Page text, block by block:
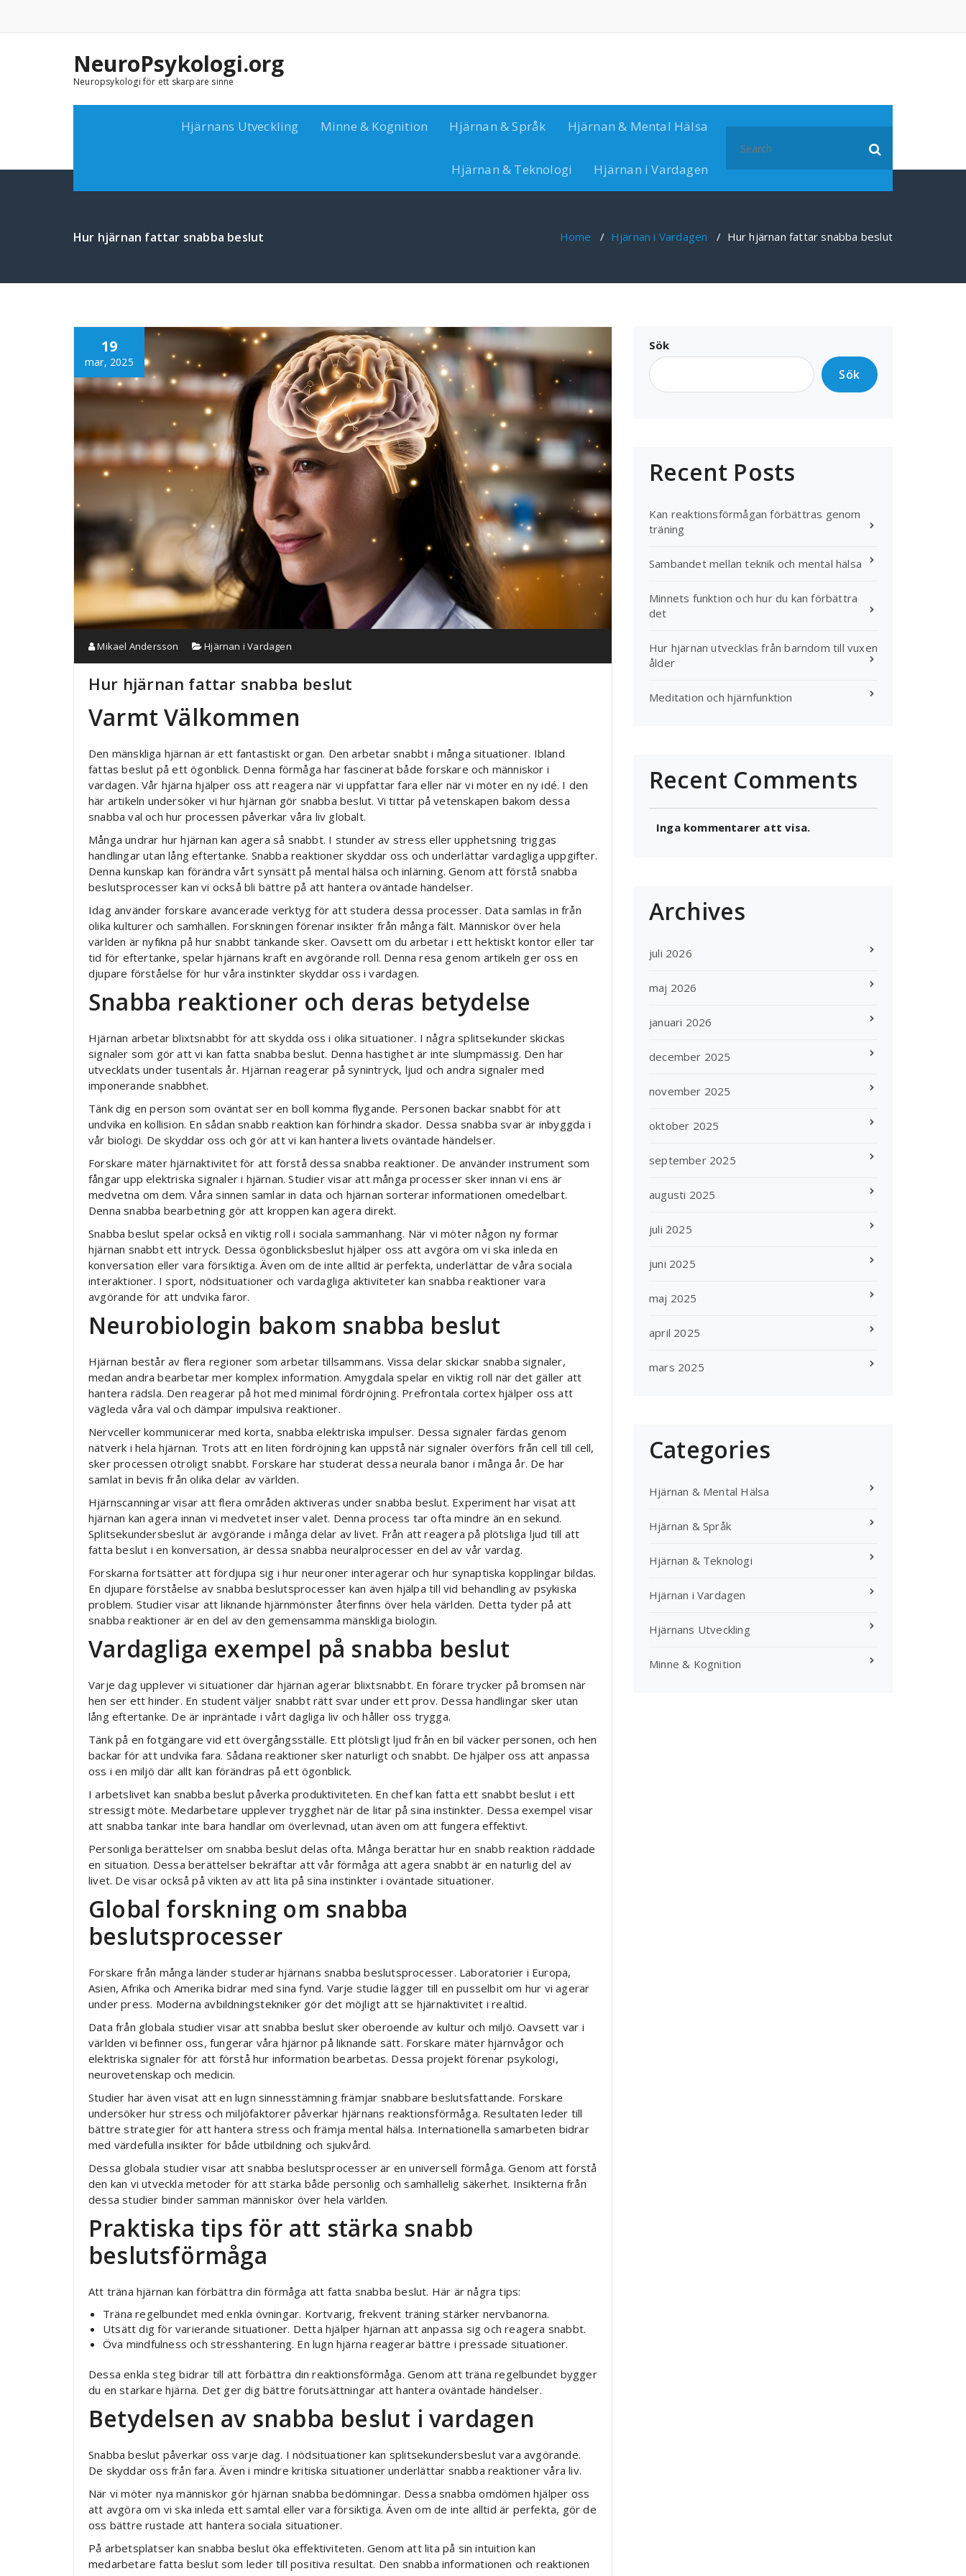
content
NeuroPsykologi.org
Neuropsykologi för ett skarpare sinne
Hjärnans Utveckling Minne & Kognition Hjärnan & Språk Hjärnan & Mental Hälsa
Hjärnan & Teknologi Hjärnan i Vardagen
for:
Hur hjärnan fattar snabba beslut Home / Hjärnan i Vardagen / Hur hjärnan fattar snabba beslut
19
mar, 2025
Mikael Andersson Hjärnan i Vardagen
Hur hjärnan fattar snabba beslut
Varmt Välkommen
Den mänskliga hjärnan är ett fantastiskt organ. Den arbetar snabbt i många situationer. Ibland
fattas beslut på ett ögonblick. Denna förmåga har fascinerat både forskare och människor i
vardagen. Vår hjärna hjälper oss att reagera när vi uppfattar fara eller när vi möter en ny idé. I den
här artikeln undersöker vi hur hjärnan gör snabba beslut. Vi tittar på vetenskapen bakom dessa
snabba val och hur processen påverkar våra liv globalt.
Många undrar hur hjärnan kan agera så snabbt. I stunder av stress eller upphetsning triggas
handlingar utan lång eftertanke. Snabba reaktioner skyddar oss och underlättar vardagliga uppgifter.
Denna kunskap kan förändra vårt synsätt på mental hälsa och inlärning. Genom att förstå snabba
beslutsprocesser kan vi också bli bättre på att hantera oväntade händelser.
Idag använder forskare avancerade verktyg för att studera dessa processer. Data samlas in från
olika kulturer och samhällen. Forskningen förenar insikter från många fält. Människor över hela
världen är nyfikna på hur snabbt tänkande sker. Oavsett om du arbetar i ett hektiskt kontor eller tar
tid för eftertanke, spelar hjärnans kraft en avgörande roll. Denna resa genom artikeln ger oss en
djupare förståelse för hur våra instinkter skyddar oss i vardagen.
Snabba reaktioner och deras betydelse
Hjärnan arbetar blixtsnabbt för att skydda oss i olika situationer. I några splitsekunder skickas
signaler som gör att vi kan fatta snabba beslut. Denna hastighet är inte slumpmässig. Den har
utvecklats under tusentals år. Hjärnan reagerar på synintryck, ljud och andra signaler med
imponerande snabbhet.
Tänk dig en person som oväntat ser en boll komma flygande. Personen backar snabbt för att
undvika en kollision. En sådan snabb reaktion kan förhindra skador. Dessa snabba svar är inbyggda i
vår biologi. De skyddar oss och gör att vi kan hantera livets oväntade händelser.
Forskare mäter hjärnaktivitet för att förstå dessa snabba reaktioner. De använder instrument som
fångar upp elektriska signaler i hjärnan. Studier visar att många processer sker innan vi ens är
medvetna om dem. Våra sinnen samlar in data och hjärnan sorterar informationen omedelbart.
Denna snabba bearbetning gör att kroppen kan agera direkt.
Snabba beslut spelar också en viktig roll i sociala sammanhang. När vi möter någon ny formar
hjärnan snabbt ett intryck. Dessa ögonblicksbeslut hjälper oss att avgöra om vi ska inleda en
konversation eller vara försiktiga. Även om de inte alltid är perfekta, underlättar de våra sociala
interaktioner. I sport, nödsituationer och vardagliga aktiviteter kan snabba reaktioner vara
avgörande för att undvika faror.
Neurobiologin bakom snabba beslut
Hjärnan består av flera regioner som arbetar tillsammans. Vissa delar skickar snabba signaler,
medan andra bearbetar mer komplex information. Amygdala spelar en viktig roll när det gäller att
hantera rädsla. Den reagerar på hot med minimal fördröjning. Prefrontala cortex hjälper oss att
vägleda våra val och dämpar impulsiva reaktioner.
Nervceller kommunicerar med korta, snabba elektriska impulser. Dessa signaler färdas genom
nätverk i hela hjärnan. Trots att en liten fördröjning kan uppstå när signaler överförs från cell till cell,
sker processen otroligt snabbt. Forskare har studerat dessa neurala banor i många år. De har
samlat in bevis från olika delar av världen.
Hjärnscanningar visar att flera områden aktiveras under snabba beslut. Experiment har visat att
hjärnan kan agera innan vi medvetet inser valet. Denna process tar ofta mindre än en sekund.
Splitsekundersbeslut är avgörande i många delar av livet. Från att reagera på plötsliga ljud till att
fatta beslut i en konversation, är dessa snabba neuralprocesser en del av vår vardag.
Forskarna fortsätter att fördjupa sig i hur neuroner interagerar och hur synaptiska kopplingar bildas.
En djupare förståelse av snabba beslutsprocesser kan även hjälpa till vid behandling av psykiska
problem. Studier visar att liknande hjärnmönster återfinns över hela världen. Detta tyder på att
snabba reaktioner är en del av den gemensamma mänskliga biologin.
Vardagliga exempel på snabba beslut
Varje dag upplever vi situationer där hjärnan agerar blixtsnabbt. En förare trycker på bromsen när
hen ser ett hinder. En student väljer snabbt rätt svar under ett prov. Dessa handlingar sker utan
lång eftertanke. De är inpräntade i vårt dagliga liv och håller oss trygga.
Tänk på en fotgängare vid ett övergångsställe. Ett plötsligt ljud från en bil väcker personen, och hen
backar för att undvika fara. Sådana reaktioner sker naturligt och snabbt. De hjälper oss att anpassa
oss i en miljö där allt kan förändras på ett ögonblick.
I arbetslivet kan snabba beslut påverka produktiviteten. En chef kan fatta ett snabbt beslut i ett
stressigt möte. Medarbetare upplever trygghet när de litar på sina instinkter. Dessa exempel visar
att snabba tankar inte bara handlar om överlevnad, utan även om att fungera effektivt.
Personliga berättelser om snabba beslut delas ofta. Många berättar hur en snabb reaktion räddade
en situation. Dessa berättelser bekräftar att vår förmåga att agera snabbt är en naturlig del av
livet. De visar också på vikten av att lita på sina instinkter i oväntade situationer.
Global forskning om snabba
beslutsprocesser
Forskare från många länder studerar hjärnans snabba beslutsprocesser. Laboratorier i Europa,
Asien, Afrika och Amerika bidrar med sina fynd. Varje studie lägger till en pusselbit om hur vi agerar
under press. Moderna avbildningstekniker gör det möjligt att se hjärnaktivitet i realtid.
Data från globala studier visar att snabba beslut sker oberoende av kultur och miljö. Oavsett var i
världen vi befinner oss, fungerar våra hjärnor på liknande sätt. Forskare mäter hjärnvågor och
elektriska signaler för att förstå hur information bearbetas. Dessa projekt förenar psykologi,
neurovetenskap och medicin.
Studier har även visat att en lugn sinnesstämning främjar snabbare beslutsfattande. Forskare
undersöker hur stress och miljöfaktorer påverkar hjärnans reaktionsförmåga. Resultaten leder till
bättre strategier för att hantera stress och främja mental hälsa. Internationella samarbeten bidrar
med värdefulla insikter för både utbildning och sjukvård.
Dessa globala studier visar att snabba beslutsprocesser är en universell förmåga. Genom att förstå
den kan vi utveckla metoder för att stärka både personlig och samhällelig säkerhet. Insikterna från
dessa studier binder samman människor över hela världen.
Praktiska tips för att stärka snabb
beslutsförmåga
Att träna hjärnan kan förbättra din förmåga att fatta snabba beslut. Här är några tips:
Träna regelbundet med enkla övningar. Kortvarig, frekvent träning stärker nervbanorna.
Utsätt dig för varierande situationer. Detta hjälper hjärnan att anpassa sig och reagera snabbt.
Öva mindfulness och stresshantering. En lugn hjärna reagerar bättre i pressade situationer.
Dessa enkla steg bidrar till att förbättra din reaktionsförmåga. Genom att träna regelbundet bygger
du en starkare hjärna. Det ger dig bättre förutsättningar att hantera oväntade händelser.
Betydelsen av snabba beslut i vardagen
Snabba beslut påverkar oss varje dag. I nödsituationer kan splitsekundersbeslut vara avgörande.
De skyddar oss från fara. Även i mindre kritiska situationer underlättar snabba reaktioner våra liv.
När vi möter nya människor gör hjärnan snabba bedömningar. Dessa snabba omdömen hjälper oss
att avgöra om vi ska inleda ett samtal eller vara försiktiga. Även om de inte alltid är perfekta, gör de
oss bättre rustade att hantera sociala situationer.
På arbetsplatser kan snabba beslut öka effektiviteten. Genom att lita på sin intuition kan
medarbetare fatta beslut som leder till positiva resultat. Den snabba informationen och reaktionen
Sök
Sök
Recent Posts
Kan reaktionsförmågan förbättras genom
träning
Sambandet mellan teknik och mental hälsa
Minnets funktion och hur du kan förbättra
det
Hur hjärnan utvecklas från barndom till vuxen
ålder
Meditation och hjärnfunktion
Recent Comments
Inga kommentarer att visa.
Archives
juli 2026
maj 2026
januari 2026
december 2025
november 2025
oktober 2025
september 2025
augusti 2025
juli 2025
juni 2025
maj 2025
april 2025
mars 2025
Categories
Hjärnan & Mental Hälsa
Hjärnan & Språk
Hjärnan & Teknologi
Hjärnan i Vardagen
Hjärnans Utveckling
Minne & Kognition